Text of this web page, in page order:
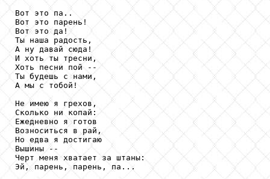
Вот это па..
Вот это парень!
Вот это да!
Ты наша радость,
А ну давай сюда!
И хоть ты тресни,
Хоть песни пой --
Ты будешь с нами,
А мы с тобой!
Не имею я грехов,
Сколько ни копай:
Ежедневно я готов
Возноситься в рай,
Но едва я достигаю
Вышины --
Черт меня хватает за штаны:
Эй, парень, парень, па...